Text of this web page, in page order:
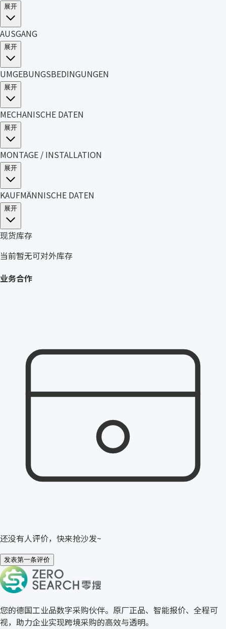
展开
AUSGANG
展开
UMGEBUNGSBEDINGUNGEN
展开
MECHANISCHE DATEN
展开
MONTAGE / INSTALLATION
展开
KAUFMÄNNISCHE DATEN
展开
现货库存
当前暂无可对外库存
业务合作
还没有人评价，快来抢沙发~
发表第一条评价
关于零搜
您的德国工业品数字采购伙伴。原厂正品、智能报价、全程可
视，助力企业实现跨境采购的高效与透明。